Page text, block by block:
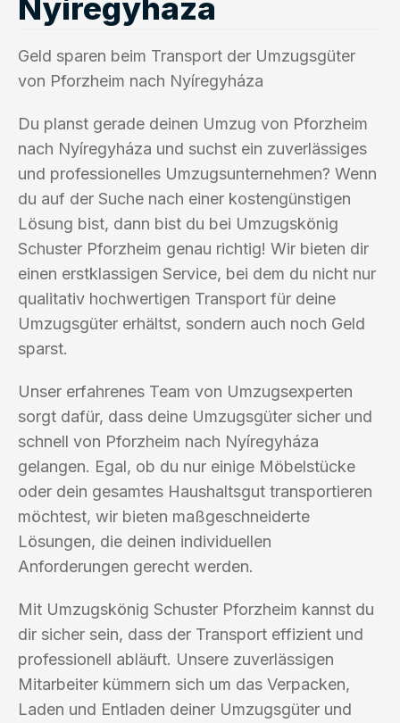
Nyíregyháza
Geld sparen beim Transport der Umzugsgüter
von Pforzheim nach Nyíregyháza
Du planst gerade deinen Umzug von Pforzheim
nach Nyíregyháza und suchst ein zuverlässiges
und professionelles Umzugsunternehmen? Wenn
du auf der Suche nach einer kostengünstigen
Lösung bist, dann bist du bei Umzugskönig
Schuster Pforzheim genau richtig! Wir bieten dir
einen erstklassigen Service, bei dem du nicht nur
qualitativ hochwertigen Transport für deine
Umzugsgüter erhältst, sondern auch noch Geld
sparst.
Unser erfahrenes Team von Umzugsexperten
sorgt dafür, dass deine Umzugsgüter sicher und
schnell von Pforzheim nach Nyíregyháza
gelangen. Egal, ob du nur einige Möbelstücke
oder dein gesamtes Haushaltsgut transportieren
möchtest, wir bieten maßgeschneiderte
Lösungen, die deinen individuellen
Anforderungen gerecht werden.
Mit Umzugskönig Schuster Pforzheim kannst du
dir sicher sein, dass der Transport effizient und
professionell abläuft. Unsere zuverlässigen
Mitarbeiter kümmern sich um das Verpacken,
Laden und Entladen deiner Umzugsgüter und